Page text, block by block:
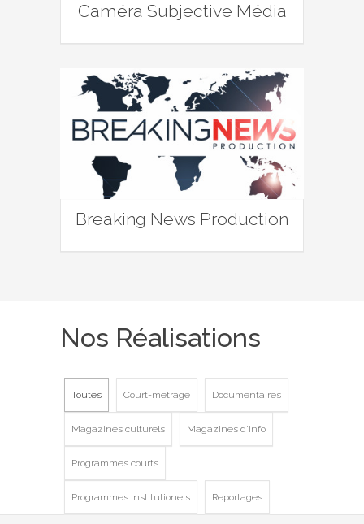
Caméra Subjective Média
Breaking News Production
Nos Réalisations
Toutes Court-métrage Documentaires
Magazines culturels Magazines d'info
Programmes courts
Programmes institutionels Reportages